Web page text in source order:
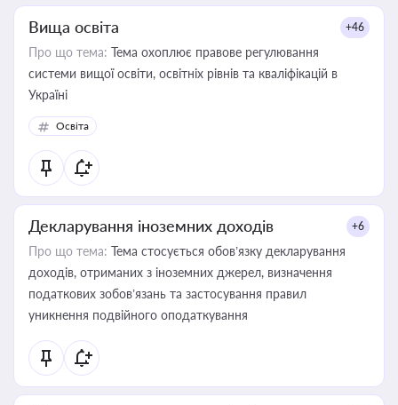
Вища освіта +46
Про що тема: Тема охоплює правове регулювання
системи вищої освіти, освітніх рівнів та кваліфікацій в
Україні
Освіта
Декларування іноземних доходів +6
Про що тема: Тема стосується обов’язку декларування
доходів, отриманих з іноземних джерел, визначення
податкових зобов’язань та застосування правил
уникнення подвійного оподаткування